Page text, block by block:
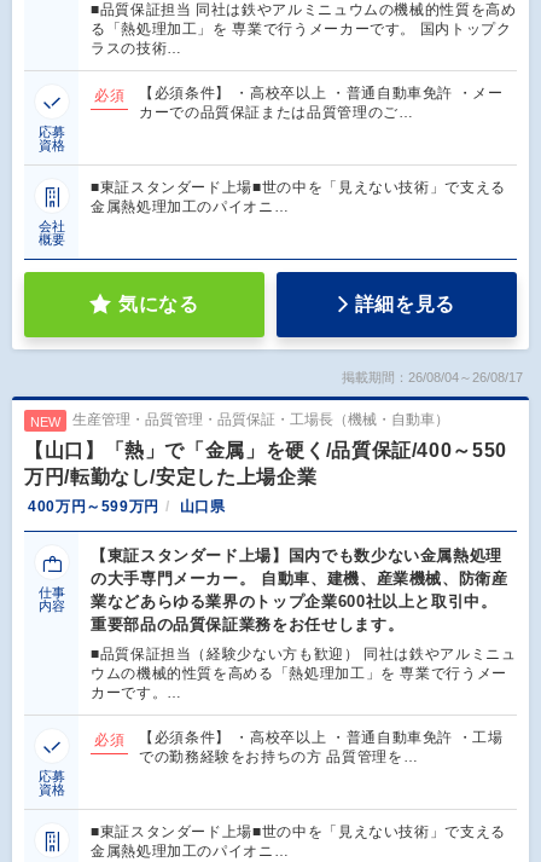
■品質保証担当 同社は鉄やアルミニュウムの機械的性質を高め
る「熱処理加工」を 専業で行うメーカーです。 国内トップク
ラスの技術…
応募
資格
必須
【必須条件】 ・高校卒以上 ・普通自動車免許 ・メー
カーでの品質保証または品質管理のご…
会社
概要
■東証スタンダード上場■世の中を「見えない技術」で支える
金属熱処理加工のパイオニ…
気になる 詳細を見る
掲載期間：26/08/04～26/08/17
NEW 生産管理・品質管理・品質保証・工場長（機械・自動車）
【山口】「熱」で「金属」を硬く/品質保証/400～550
万円/転勤なし/安定した上場企業
400万円～599万円 山口県
仕事
内容
【東証スタンダード上場】国内でも数少ない金属熱処理
の大手専門メーカー。 自動車、建機、産業機械、防衛産
業などあらゆる業界のトップ企業600社以上と取引中。
重要部品の品質保証業務をお任せします。
■品質保証担当（経験少ない方も歓迎） 同社は鉄やアルミニュ
ウムの機械的性質を高める「熱処理加工」を 専業で行うメー
カーです。…
応募
資格
必須
【必須条件】 ・高校卒以上 ・普通自動車免許 ・工場
での勤務経験をお持ちの方 品質管理を…
■東証スタンダード上場■世の中を「見えない技術」で支える
金属熱処理加工のパイオニ…